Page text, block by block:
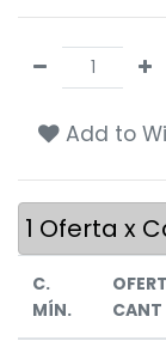
Add to
1 Oferta x
C.
MÍN.
CANT